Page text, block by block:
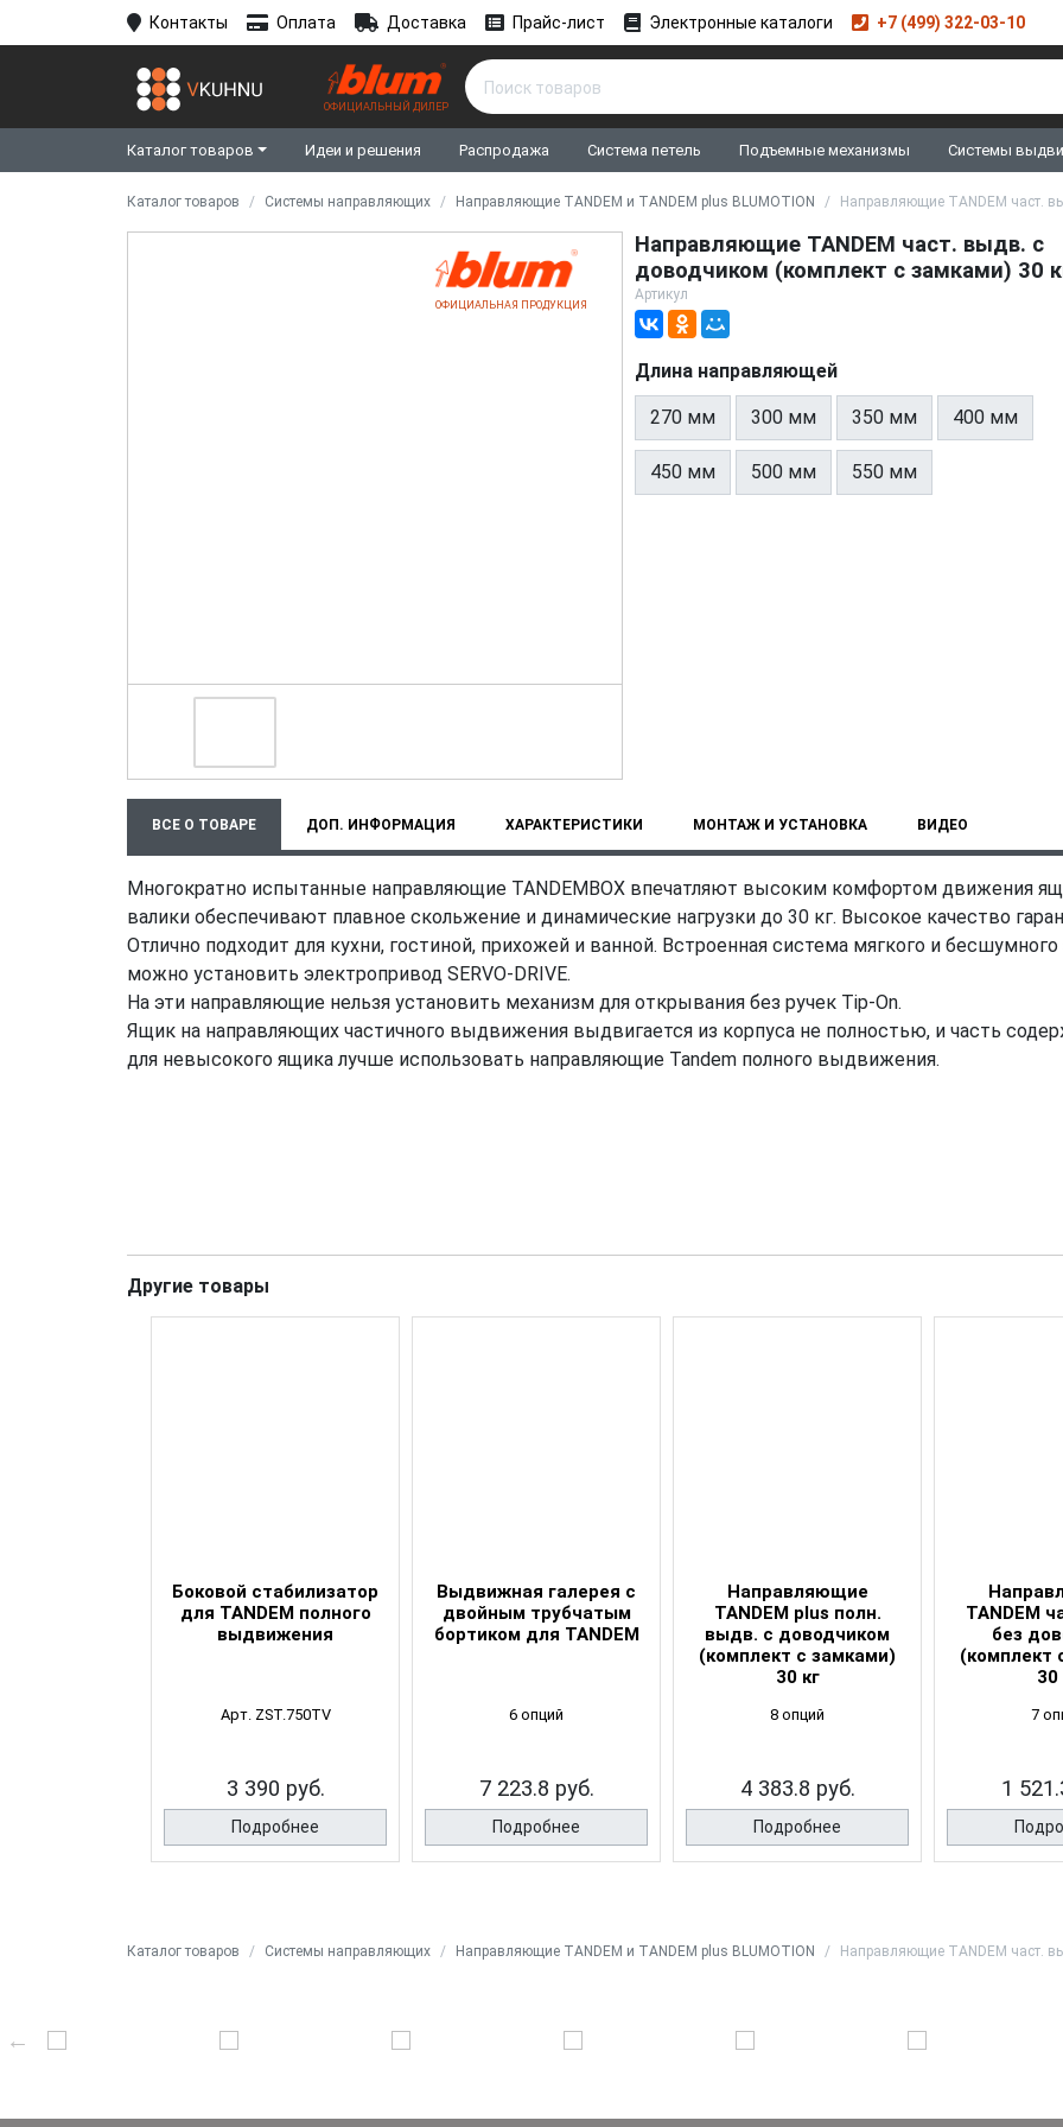
Контакты Оплата Доставка Прайс-лист Электронные каталоги +7 (499) 322-03-10
ОФИЦИАЛЬНЫЙ ДИЛЕР
Каталог товаров Идеи и решения Распродажа Система петель Подъемные механизмы Системы
Каталог товаров Системы направляющих Направляющие TANDEM и TANDEM plus BLUMOTION Направляющие TANDEM част.
ОФИЦИАЛЬНАЯ ПРОДУКЦИЯ
Направляющие TANDEM част. выдв. с
доводчиком (комплект с замками) 30
Артикул
Длина направляющей
270 мм 300 мм 350 мм 400 мм
450 мм 500 мм 550 мм
ВСЕ О ТОВАРЕ ДОП. ИНФОРМАЦИЯ ХАРАКТЕРИСТИКИ МОНТАЖ И УСТАНОВКА ВИДЕО
Многократно испытанные направляющие TANDEMBOX впечатляют высоким комфортом движения
валики обеспечивают плавное скольжение и динамические нагрузки до 30 кг. Высокое качество
Отлично подходит для кухни, гостиной, прихожей и ванной. Встроенная система мягкого и
можно установить электропривод SERVO-DRIVE.
На эти направляющие нельзя установить механизм для открывания без ручек Tip-On.
Ящик на направляющих частичного выдвижения выдвигается из корпуса не полностью, и часть
для невысокого ящика лучше использовать направляющие Tandem полного выдвижения.
Другие товары
Боковой стабилизатор
для TANDEM полного
выдвижения
Арт. ZST.750TV
3 390 руб.
Подробнее
Выдвижная галерея с
двойным трубчатым
бортиком для TANDEM
6 опций
7 223.8 руб.
Подробнее
Направляющие
TANDEM plus полн.
выдв. с доводчиком
(комплект с замками)
30 кг
8 опций
4 383.8 руб.
Подробнее
TANDEM
без
(комплект
30
7
1
Каталог товаров Системы направляющих Направляющие TANDEM и TANDEM plus BLUMOTION Направляющие TANDEM част.